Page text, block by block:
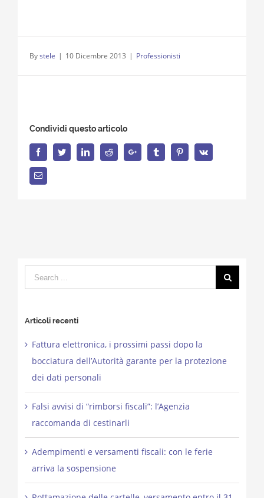
Bystele | 10 Dicembre 2013 | Professionisti
Condividi questo articolo
FacebookTwitterLinkedInReddit Google+ Tumblr PinterestVk
Email
Search
for:
Articoli recenti
Fattura elettronica, i prossimi passi dopo la
bocciatura dell’Autorità garante per la protezione
dei dati personali
Falsi avvisi di “rimborsi fiscali”: l’Agenzia
raccomanda di cestinarli
Adempimenti e versamenti fiscali: con le ferie
arriva la sospensione